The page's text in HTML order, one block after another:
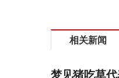
相关新闻
梦见猪吃草